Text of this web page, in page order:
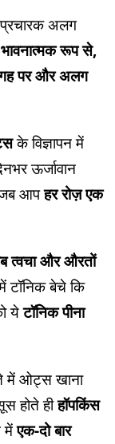
प्रचारक अलग
रूप से,
पर और अलग
के विज्ञापन में
ऊर्जावान
जब आपहर रोज़ एक
त्वचा और औरतों
टॉनिक बेचे कि
येटॉनिक पीना
में ओट्स खाना
होते हीहॉपकिंस
मेंएक-दो बार